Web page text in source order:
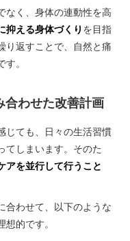
なく、身体の連動性を高
抑える身体づくり を目指
り返すことで、自然と痛
。
合わせた改善計画
じても、日々の生活習慣
てしまいます。そのた
アを並行して行うこと
合わせて、以下のような
的です。